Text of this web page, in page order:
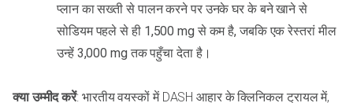
प्लान का सख्ती से पालन करने पर उनके घर के बने खाने से
सोडियम पहले से ही 1,500 mg से कम है, जबकि एक रेस्तरां मील
उन्हें 3,000 mg तक पहुँचा देता है।
क्या उम्मीद करें: भारतीय वयस्कों में DASH आहार के क्लिनिकल ट्रायल में,